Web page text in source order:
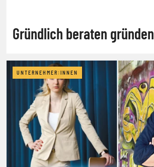
Gründlich beraten gründen
UNTERNEHMER:INNEN